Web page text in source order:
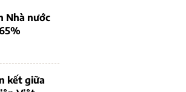
Nhà nước
kết giữa